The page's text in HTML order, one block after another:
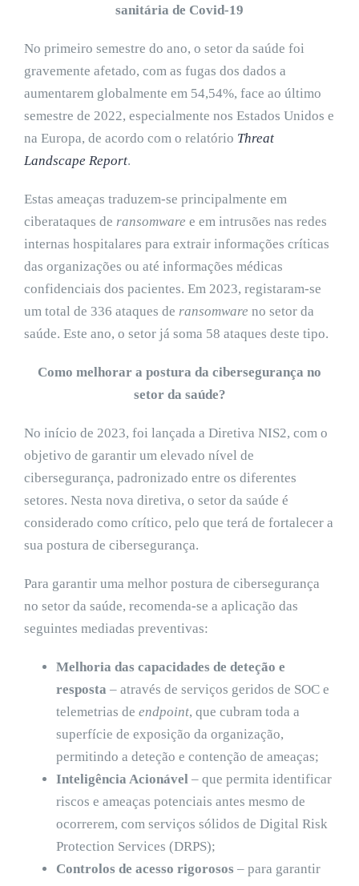
sanitária de Covid-19
No primeiro semestre do ano, o setor da saúde foi
gravemente afetado, com as fugas dos dados a
aumentarem globalmente em 54,54%, face ao último
semestre de 2022, especialmente nos Estados Unidos e
na Europa, de acordo com o relatório Threat
Landscape Report.
Estas ameaças traduzem-se principalmente em
ciberataques de ransomware e em intrusões nas redes
internas hospitalares para extrair informações críticas
das organizações ou até informações médicas
confidenciais dos pacientes. Em 2023, registaram-se
um total de 336 ataques de ransomware no setor da
saúde. Este ano, o setor já soma 58 ataques deste tipo.
Como melhorar a postura da cibersegurança no
setor da saúde?
No início de 2023, foi lançada a Diretiva NIS2, com o
objetivo de garantir um elevado nível de
cibersegurança, padronizado entre os diferentes
setores. Nesta nova diretiva, o setor da saúde é
considerado como crítico, pelo que terá de fortalecer a
sua postura de cibersegurança.
Para garantir uma melhor postura de cibersegurança
no setor da saúde, recomenda-se a aplicação das
seguintes mediadas preventivas:
Melhoria das capacidades de deteção e
resposta – através de serviços geridos de SOC e
telemetrias de endpoint, que cubram toda a
superfície de exposição da organização,
permitindo a deteção e contenção de ameaças;
Inteligência Acionável – que permita identificar
riscos e ameaças potenciais antes mesmo de
ocorrerem, com serviços sólidos de Digital Risk
Protection Services (DRPS);
Controlos de acesso rigorosos – para garantir